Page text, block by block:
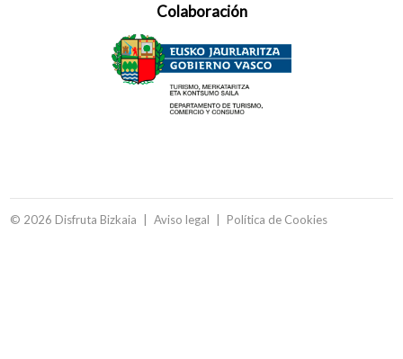
Colaboración
© 2026 Disfruta Bizkaia Aviso legal Política de Cookies